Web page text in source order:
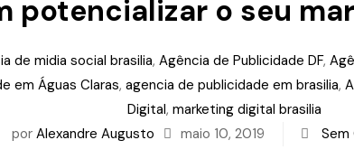
potencializar o seu
de midia social brasilia, Agência de Publicidade DF,
em Águas Claras,agencia de publicidade em brasilia,
Digital,marketing digital brasilia
por Alexandre Augusto maio 10, 2019 Sem